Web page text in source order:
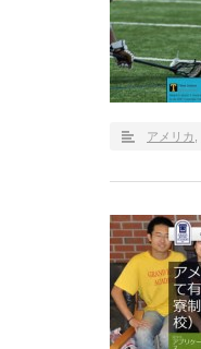
アメリカ